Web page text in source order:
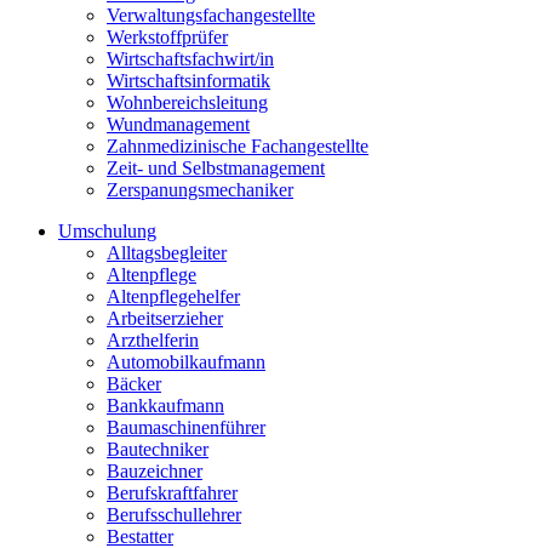
Verwaltungsfachangestellte
Werkstoffprüfer
Wirtschaftsfachwirt/in
Wirtschaftsinformatik
Wohnbereichsleitung
Wundmanagement
Zahnmedizinische Fachangestellte
Zeit- und Selbstmanagement
Zerspanungsmechaniker
Umschulung
Alltagsbegleiter
Altenpflege
Altenpflegehelfer
Arbeitserzieher
Arzthelferin
Automobilkaufmann
Bäcker
Bankkaufmann
Baumaschinenführer
Bautechniker
Bauzeichner
Berufskraftfahrer
Berufsschullehrer
Bestatter